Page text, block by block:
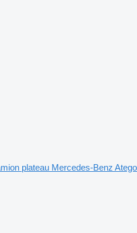
plateau Mercedes-Benz Atego